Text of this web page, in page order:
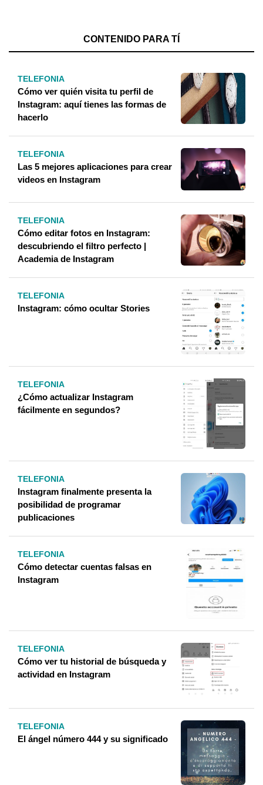
CONTENIDO PARA TÍ
TELEFONIA
Cómo ver quién visita tu perfil de
Instagram: aquí tienes las formas de
hacerlo
TELEFONIA
Las 5 mejores aplicaciones para crear
videos en Instagram
TELEFONIA
Cómo editar fotos en Instagram:
descubriendo el filtro perfecto |
Academia de Instagram
TELEFONIA
Instagram: cómo ocultar Stories
TELEFONIA
¿Cómo actualizar Instagram
fácilmente en segundos?
TELEFONIA
Instagram finalmente presenta la
posibilidad de programar
publicaciones
TELEFONIA
Cómo detectar cuentas falsas en
Instagram
TELEFONIA
Cómo ver tu historial de búsqueda y
actividad en Instagram
TELEFONIA
El ángel número 444 y su significado